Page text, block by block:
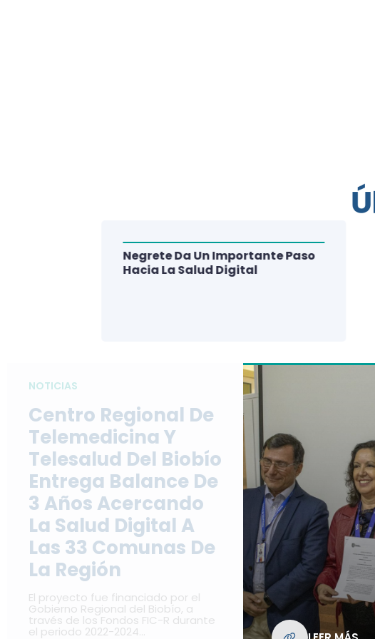
NOTICIAS
Centro Regional De
Telemedicina Y
Telesalud Del Biobío
Entrega Balance De
3 Años Acercando
La Salud Digital A
Las 33 Comunas De
La Región
El proyecto fue financiado por el
Gobierno Regional del Biobío, a
través de los Fondos FIC-R durante
el periodo 2022-2024…
Negrete Da Un Importante Paso
Hacia La Salud Digital